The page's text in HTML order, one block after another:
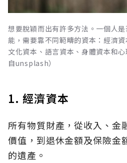
想要脫穎而出有許多方法。一個人
能，需要靠不同範疇的資本：經濟
文化資本、語言資本、身體資本和
自unsplash）
1. 經濟資本
所有物質財產，從收入、金
價值，到退休金額及保險金
的遺產。